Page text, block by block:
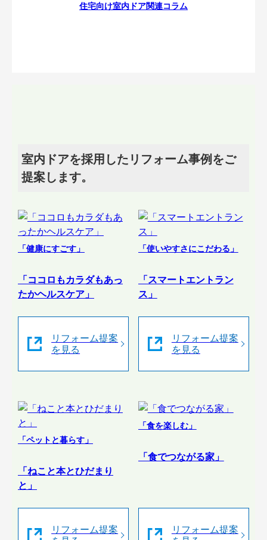
住宅向け室内ドア関連コラム
室内ドアを採用したリフォーム事例をご
提案します。
「健康にすごす」
「ココロもカラダもあっ
たかヘルスケア」
リフォーム提案
を見る
「使いやすさにこだわる」
「スマートエントラン
ス」
リフォーム提案
を見る
「ペットと暮らす」
「ねこと本とひだまり
と」
リフォーム提案
「食を楽しむ」
「食でつながる家」
リフォーム提案